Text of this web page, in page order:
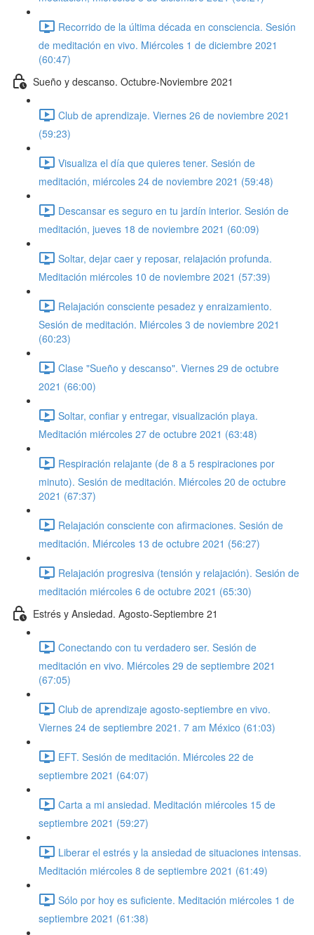
Recorrido de la última década en consciencia. Sesión
de meditación en vivo. Miércoles 1 de diciembre 2021
(60:47)
Sueño y descanso. Octubre-Noviembre 2021
Club de aprendizaje. Viernes 26 de noviembre 2021
(59:23)
Visualiza el día que quieres tener. Sesión de
meditación, miércoles 24 de noviembre 2021 (59:48)
Descansar es seguro en tu jardín interior. Sesión de
meditación, jueves 18 de noviembre 2021 (60:09)
Soltar, dejar caer y reposar, relajación profunda.
Meditación miércoles 10 de noviembre 2021 (57:39)
Relajación consciente pesadez y enraizamiento.
Sesión de meditación. Miércoles 3 de noviembre 2021
(60:23)
Clase "Sueño y descanso". Viernes 29 de octubre
2021 (66:00)
Soltar, confiar y entregar, visualización playa.
Meditación miércoles 27 de octubre 2021 (63:48)
Respiración relajante (de 8 a 5 respiraciones por
minuto). Sesión de meditación. Miércoles 20 de octubre
2021 (67:37)
Relajación consciente con afirmaciones. Sesión de
meditación. Miércoles 13 de octubre 2021 (56:27)
Relajación progresiva (tensión y relajación). Sesión de
meditación miércoles 6 de octubre 2021 (65:30)
Estrés y Ansiedad. Agosto-Septiembre 21
Conectando con tu verdadero ser. Sesión de
meditación en vivo. Miércoles 29 de septiembre 2021
(67:05)
Club de aprendizaje agosto-septiembre en vivo.
Viernes 24 de septiembre 2021. 7 am México (61:03)
EFT. Sesión de meditación. Miércoles 22 de
septiembre 2021 (64:07)
Carta a mi ansiedad. Meditación miércoles 15 de
septiembre 2021 (59:27)
Liberar el estrés y la ansiedad de situaciones intensas.
Meditación miércoles 8 de septiembre 2021 (61:49)
Sólo por hoy es suficiente. Meditación miércoles 1 de
septiembre 2021 (61:38)